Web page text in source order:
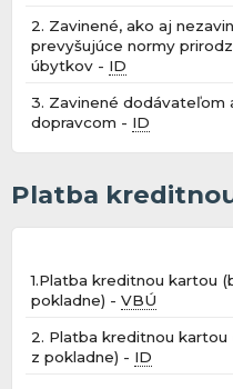
2. Zavinené, ako aj
prevyšujúce normy
úbytkov - ID
3. Zavinené dodávateľom
dopravcom - ID
Platba
1.Platba kreditnou kartou
pokladne) -VBÚ
2. Platba kreditnou kartou
z pokladne) - ID